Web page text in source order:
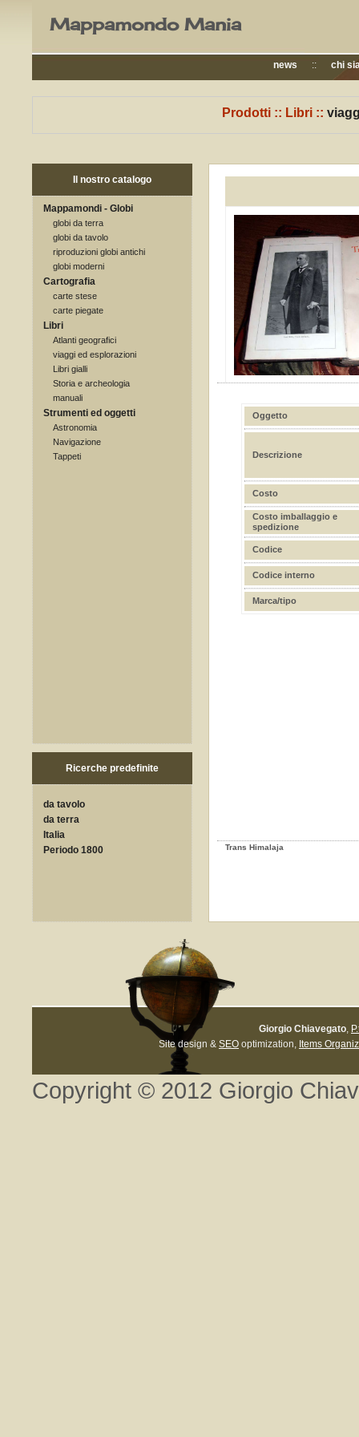
Mappamondo Mania
news :: chi
Prodotti:: Libri::
Il nostro catalogo
Mappamondi - Globi
globi da terra
globi da tavolo
riproduzioni globi antichi
globi moderni
Cartografia
carte stese
carte piegate
Libri
Atlanti geografici
viaggi ed esplorazioni
Libri gialli
Storia e archeologia
manuali
Strumenti ed oggetti
Astronomia
Navigazione
Tappeti
Ricerche predefinite
da tavolo
da terra
Italia
Periodo 1800
Oggetto
Descrizione
Costo
Costo imballaggio e
spedizione
Codice
Codice interno
Marca/tipo
Trans Himalaja
Giorgio Chiavegato,
Site design & SEO optimization, Items
Copyright © 2012 Giorgio